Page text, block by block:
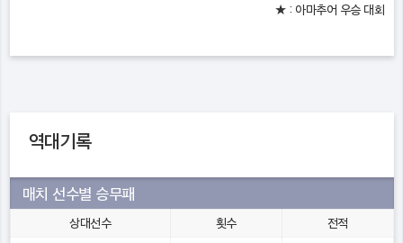
★ : 아마추어 우승 대회
역대기록
매치 선수별 승무패
상대선수 횟수 전적